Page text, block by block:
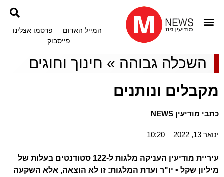
המייל האדום
פרסמו אצלינו
פייסבוק
השכלה גבוהה » חינוך וחוגים
מקבלים ונותנים
כתבי מודיעין NEWS
ינואר 13, 2022 10:20
עיריית מודיעין העניקה מלגות ל-122 סטודנטים בעלות של
מיליון שקל • יו"ר ועדת המלגות: זו לא הוצאה, אלא השקעה